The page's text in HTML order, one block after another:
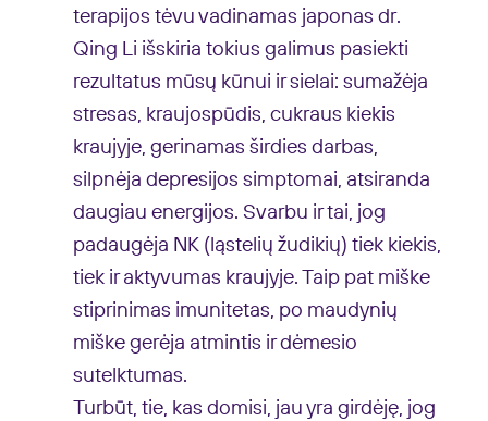
terapijos tėvu vadinamas japonas dr.
Qing Li išskiria tokius galimus pasiekti
rezultatus mūsų kūnui ir sielai: sumažėja
stresas, kraujospūdis, cukraus kiekis
kraujyje, gerinamas širdies darbas,
silpnėja depresijos simptomai, atsiranda
daugiau energijos. Svarbu ir tai, jog
padaugėja NK (ląstelių žudikių) tiek kiekis,
tiek ir aktyvumas kraujyje. Taip pat miške
stiprinimas imunitetas, po maudynių
miške gerėja atmintis ir dėmesio
sutelktumas.
Turbūt, tie, kas domisi, jau yra girdėję, jog